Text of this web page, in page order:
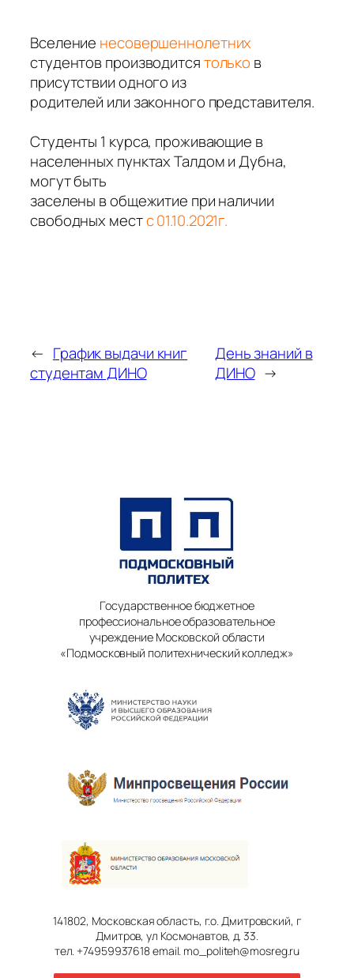
Вселение несовершеннолетних
студентов производитсятолько в
присутствии одного из
родителей или законного представителя.
Студенты 1 курса, проживающие в
населенных пунктах Талдом и Дубна,
могут быть
заселены в общежитие при наличии
свободных местс 01.10.2021г.
← График выдачи книг
студентам ДИНО
День знаний в
ДИНО →
Государственное бюджетное
профессиональное образовательное
учреждение Московской области
«Подмосковный политехнический колледж»
141802, Московская область, г.о. Дмитровский, г
Дмитров, ул Космонавтов, д. 33.
тел. +74959937618 email. mo_politeh@mosreg.ru